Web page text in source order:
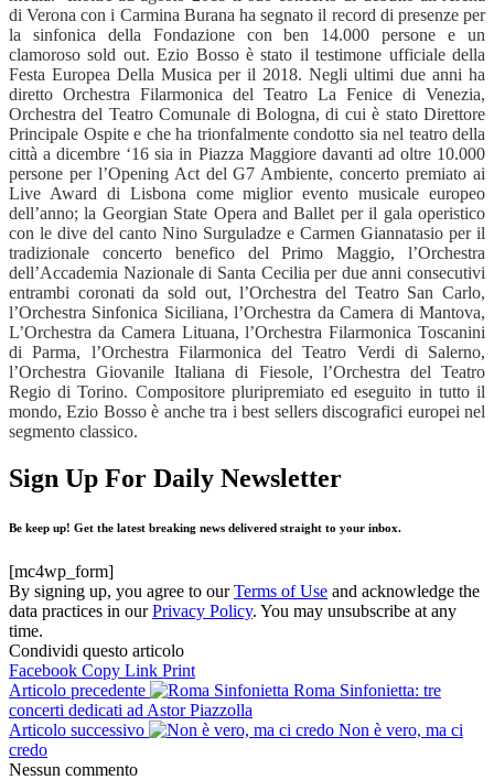
di Verona con i Carmina Burana ha segnato il record di presenze per
la sinfonica della Fondazione con ben 14.000 persone e un
clamoroso sold out. Ezio Bosso è stato il testimone ufficiale della
Festa Europea Della Musica per il 2018. Negli ultimi due anni ha
diretto Orchestra Filarmonica del Teatro La Fenice di Venezia,
Orchestra del Teatro Comunale di Bologna, di cui è stato Direttore
Principale Ospite e che ha trionfalmente condotto sia nel teatro della
cittàa dicembre ‘16 sia in Piazza Maggiore davanti ad oltre 10.000
persone per l’Opening Act del G7 Ambiente, concerto premiato ai
Live Award di Lisbona come miglior evento musicale europeo
dell’anno; la Georgian State Opera and Ballet per il gala operistico
con le dive del canto Nino Surguladze e Carmen Giannatasio per il
tradizionale concerto benefico del Primo Maggio, l’Orchestra
dell’Accademia Nazionale di Santa Cecilia per due anni consecutivi
entrambi coronati da sold out, l’Orchestra del Teatro San Carlo,
l’Orchestra Sinfonica Siciliana, l’Orchestra da Camera di Mantova,
L’Orchestra da Camera Lituana, l’Orchestra Filarmonica Toscanini
di Parma, l’Orchestra Filarmonica del Teatro Verdi di Salerno,
l’Orchestra Giovanile Italiana di Fiesole, l’Orchestra del Teatro
Regio di Torino. Compositore pluripremiato ed eseguito in tutto il
mondo, Ezio Bosso è anche tra i best sellers discografici europei nel
segmento classico.
Sign Up For Daily Newsletter
Be keep up! Get the latest breaking news delivered straight to your inbox.
[mc4wp_form]
By signing up, you agree to ourTerms of Use and acknowledge the
data practices in ourPrivacy Policy. You may unsubscribe at any
time.
Condividi questo articolo
Facebook Copy Link Print
Articolo precedente
Roma Sinfonietta: tre
concerti dedicati ad Astor Piazzolla
Articolo successivo
Non è vero, ma ci
credo
Nessun commento